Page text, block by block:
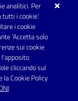
analitici. Per
i cookie'.
i cookie
'Accetta solo
sui cookie
l'apposito
cliccando sul
la Cookie Policy